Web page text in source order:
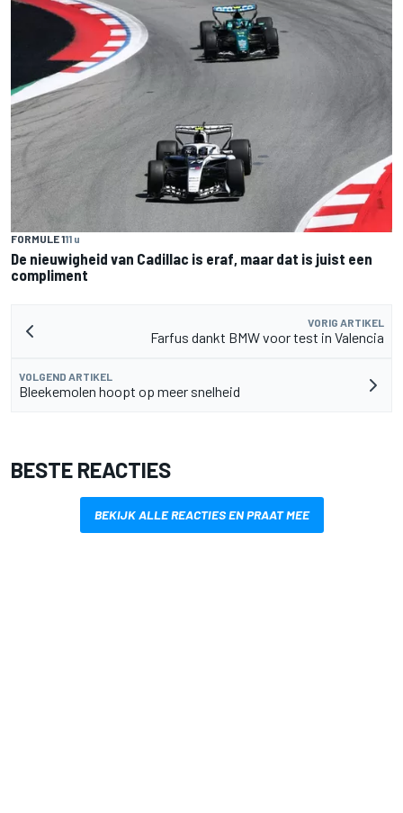
FORMULE 111 u
De nieuwigheid van Cadillac is eraf, maar dat is juist een
compliment
VORIG ARTIKEL
Farfus dankt BMW voor test in Valencia
VOLGEND ARTIKEL
Bleekemolen hoopt op meer snelheid
BESTE REACTIES
BEKIJK ALLE REACTIES EN PRAAT MEE